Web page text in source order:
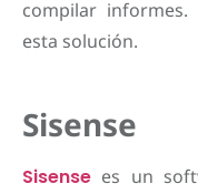
compilar
esta solución.
Sisense
Sisense es un